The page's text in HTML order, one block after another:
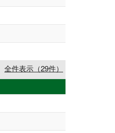
全件表示（29件）